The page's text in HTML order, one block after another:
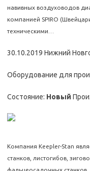
навивных воздуховодов
компанией SPIRO
техническими…
30.10.2019 Нижний
Оборудование для
Состояние: Новый
Компания Keepler-Stan
станков, листогибов,